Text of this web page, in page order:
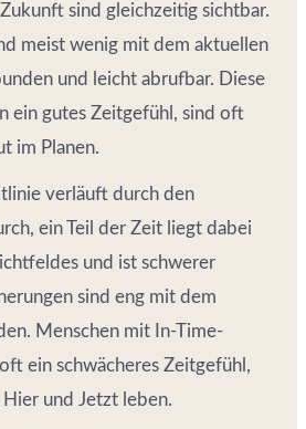
sind gleichzeitig sichtbar.
meist wenig mit dem aktuellen
und leicht abrufbar. Diese
ein gutes Zeitgefühl, sind oft
im Planen.
verläuft durch den
ein Teil der Zeit liegt dabei
und ist schwerer
sind eng mit dem
Menschen mit In-Time-
ein schwächeres Zeitgefühl,
und Jetzt leben.